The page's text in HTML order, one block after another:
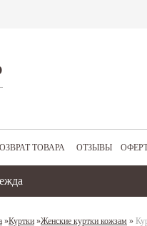
ТОВАРА ОТЗЫВЫ
»Куртки »Женские куртки кожзам »